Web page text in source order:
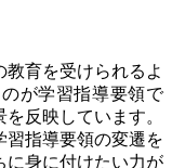
育を受けられるよ
が学習指導要領で
反映しています。
習指導要領の変遷を
に身に付けたい力が